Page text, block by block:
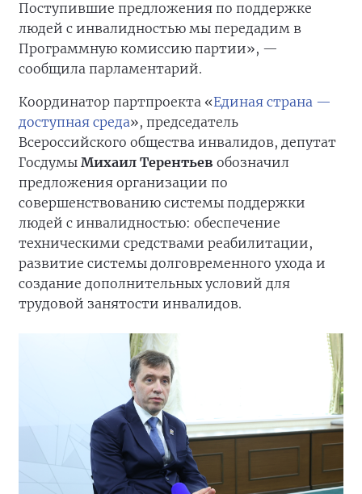
Поступившие предложения по поддержке
людей с инвалидностью мы передадим в
Программную комиссию партии», —
сообщила парламентарий.
Координатор партпроекта «Единая страна —
доступная среда», председатель
Всероссийского общества инвалидов, депутат
Госдумы Михаил Терентьев обозначил
предложения организации по
совершенствованию системы поддержки
людей с инвалидностью: обеспечение
техническими средствами реабилитации,
развитие системы долговременного ухода и
создание дополнительных условий для
трудовой занятости инвалидов.